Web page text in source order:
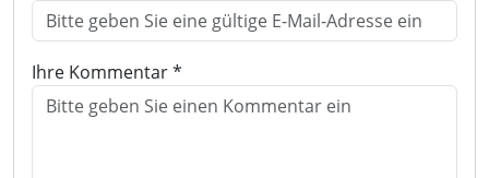
Ihre Kommentar *